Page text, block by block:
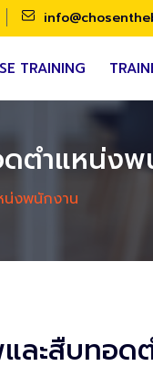
TRAINING
ดตำแหน่ง
น่งพนักงาน
และสืบทอ